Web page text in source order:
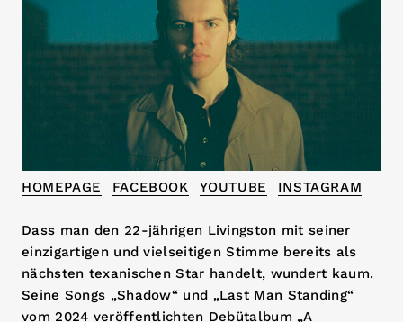
HOMEPAGE FACEBOOK YOUTUBE INSTAGRAM
Dass man den 22-jährigen Livingston mit seiner
einzigartigen und vielseitigen Stimme bereits als
nächsten texanischen Star handelt, wundert kaum.
Seine Songs „Shadow“ und „Last Man Standing“
vom 2024 veröffentlichten Debütalbum „A